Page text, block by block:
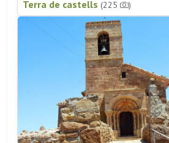
Terra de castells (225 )